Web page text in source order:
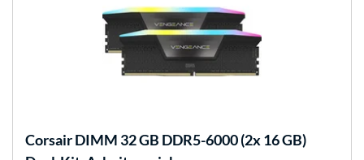
CorsairDIMM 32 GB DDR5-6000 (2x 16 GB)